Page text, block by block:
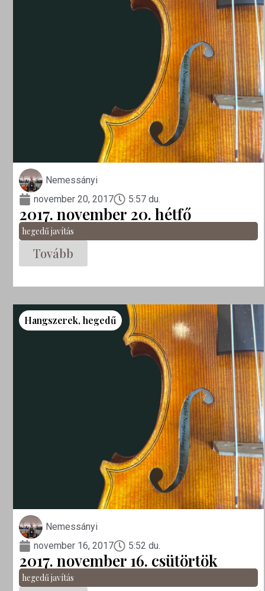
Nemessányi
november 20, 2017
5:57 du.
2017. november 20. hétfő
hegedű javítás
Tovább
Hangszerek,hegedű
Nemessányi
november 16, 2017
5:52 du.
2017. november 16. csütörtök
hegedű javítás